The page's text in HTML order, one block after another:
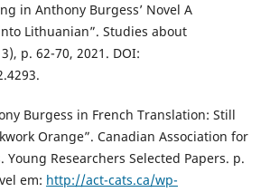
in Anthony Burgess’ Novel A
Lithuanian”. Studies about
p. 62-70, 2021. DOI:
Burgess in French Translation: Still
Orange”. Canadian Association for
Researchers Selected Papers. p.
em: http://act-cats.ca/wp-